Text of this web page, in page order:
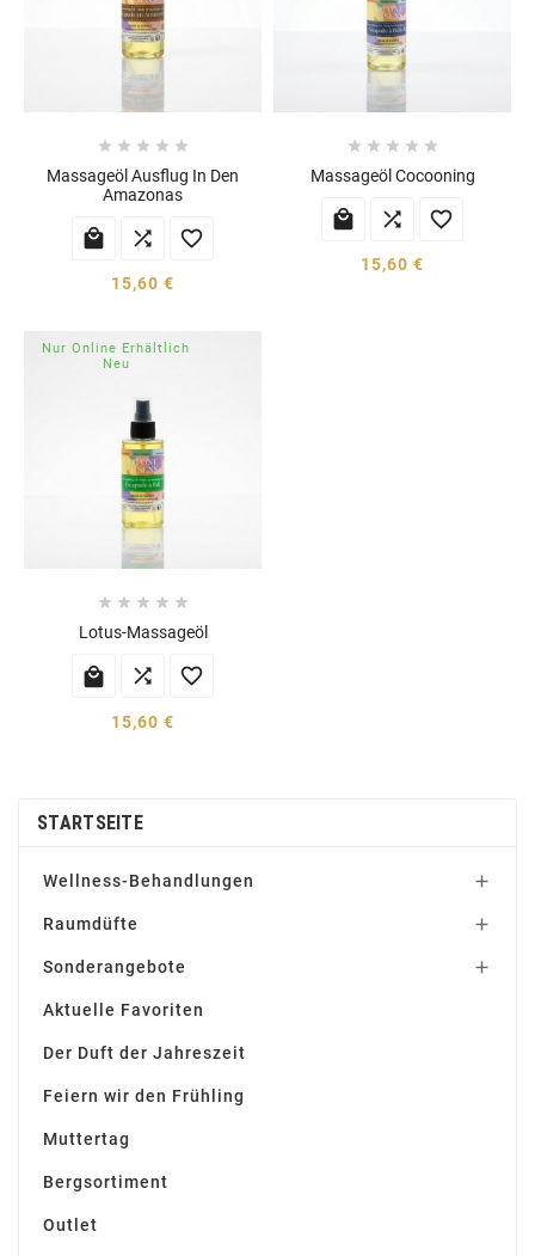
    
Massageöl Ausflug In Den
Amazonas
  
15,60 €
    
Massageöl Cocooning
  
15,60 €
Nur Online Erhältlich
Neu
    
Lotus-Massageöl
  
15,60 €
STARTSEITE
Wellness-Behandlungen 
Raumdüfte 
Sonderangebote 
Aktuelle Favoriten
Der Duft der Jahreszeit
Feiern wir den Frühling
Muttertag
Bergsortiment
Outlet